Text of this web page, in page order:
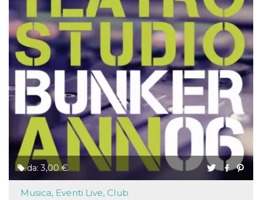
da: 3,00 €
Musica, Eventi Live, Club